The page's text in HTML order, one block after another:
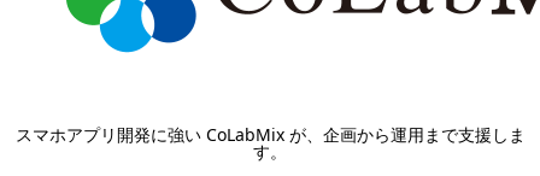
スマホアプリ開発に強い CoLabMix が、企画から運用まで支援しま
す。